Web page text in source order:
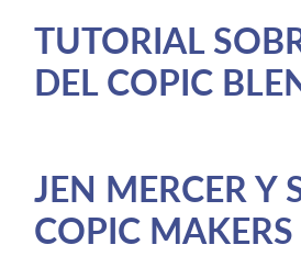
TUTORIAL
DEL COPIC
JEN MERCER Y
COPIC MAKERS